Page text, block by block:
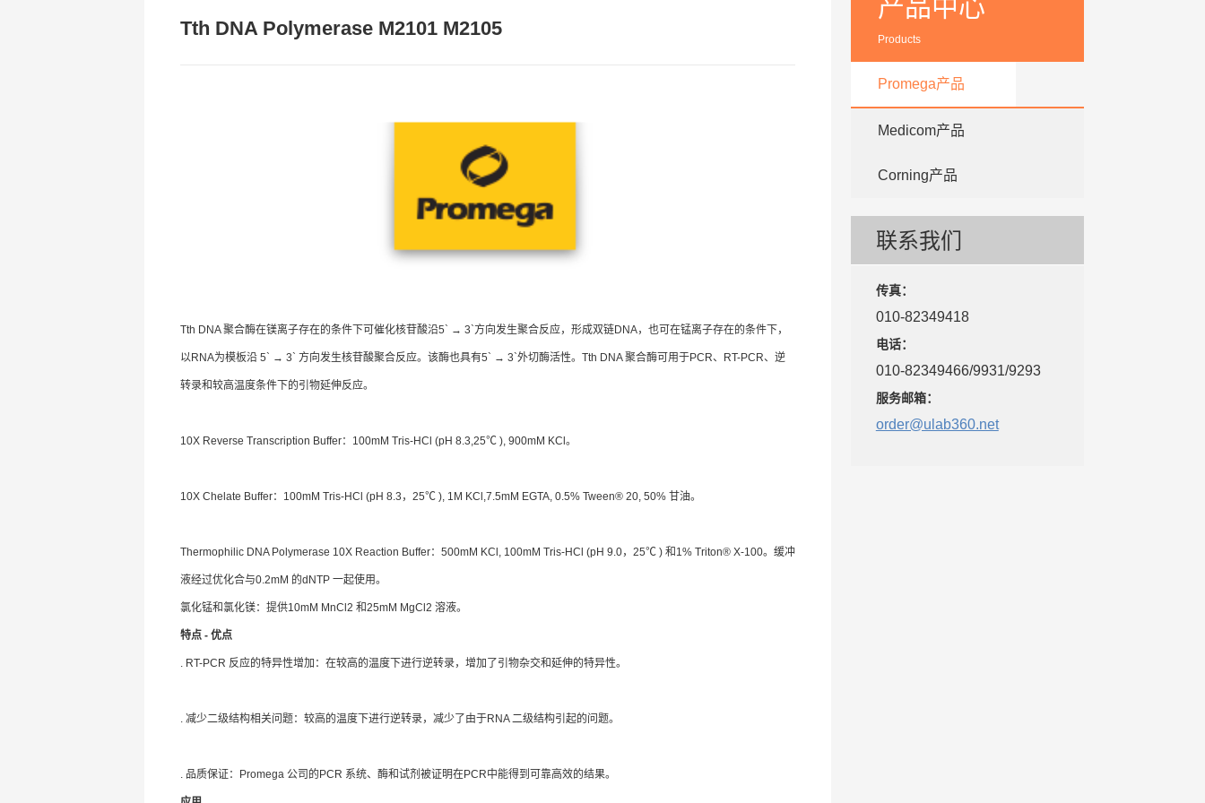
Tth DNA Polymerase M2101 M2105
Tth DNA 聚合酶在镁离子存在的条件下可催化核苷酸沿5` → 3`方向发生聚合反应，形成双链DNA，也可在锰离子存在的条件下，
以RNA为模板沿 5` → 3` 方向发生核苷酸聚合反应。该酶也具有5` → 3`外切酶活性。Tth DNA 聚合酶可用于PCR、RT-PCR、逆
转录和较高温度条件下的引物延伸反应。
10X Reverse Transcription Buffer：100mM Tris-HCl (pH 8.3,25℃ ), 900mM KCl。
10X Chelate Buffer：100mM Tris-HCl (pH 8.3，25℃ ), 1M KCl,7.5mM EGTA, 0.5% Tween® 20, 50% 甘油。
Thermophilic DNA Polymerase 10X Reaction Buffer：500mM KCl, 100mM Tris-HCl (pH 9.0，25℃ ) 和1% Triton® X-100。缓冲
液经过优化合与0.2mM 的dNTP 一起使用。
氯化锰和氯化镁：提供10mM MnCl2 和25mM MgCl2 溶液。
特点 - 优点
. RT-PCR 反应的特异性增加：在较高的温度下进行逆转录，增加了引物杂交和延伸的特异性。
. 减少二级结构相关问题：较高的温度下进行逆转录，减少了由于RNA 二级结构引起的问题。
. 品质保证：Promega 公司的PCR 系统、酶和试剂被证明在PCR中能得到可靠高效的结果。
产品中心
Products
Promega产品
Medicom产品
Corning产品
联系我们
传真：
010-82349418
电话：
010-82349466/9931/9293
服务邮箱：
order@ulab360.net